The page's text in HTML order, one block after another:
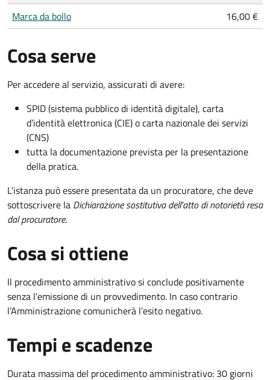
Marca da bollo
16,00 €
Cosa serve
Per accedere al servizio, assicurati di avere:
SPID (sistema pubblico di identità digitale), carta
d’identità elettronica (CIE) o carta nazionale dei servizi
(CNS)
tutta la documentazione prevista per la presentazione
della pratica.
L'istanza può essere presentata da un procuratore, che deve
sottoscrivere la Dichiarazione sostitutiva dell'atto di notorietà resa
dal procuratore.
Cosa si ottiene
Il procedimento amministrativo si conclude positivamente
senza l’emissione di un provvedimento. In caso contrario
l’Amministrazione comunicherà l’esito negativo.
Tempi e scadenze
Durata massima del procedimento amministrativo: 30 giorni